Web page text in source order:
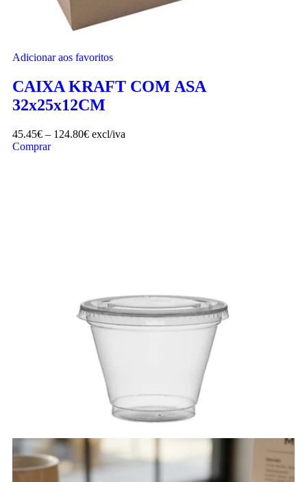
Adicionar aos favoritos
CAIXA KRAFT COM ASA
32x25x12CM
45.45€ – 124.80€ excl/iva
Comprar